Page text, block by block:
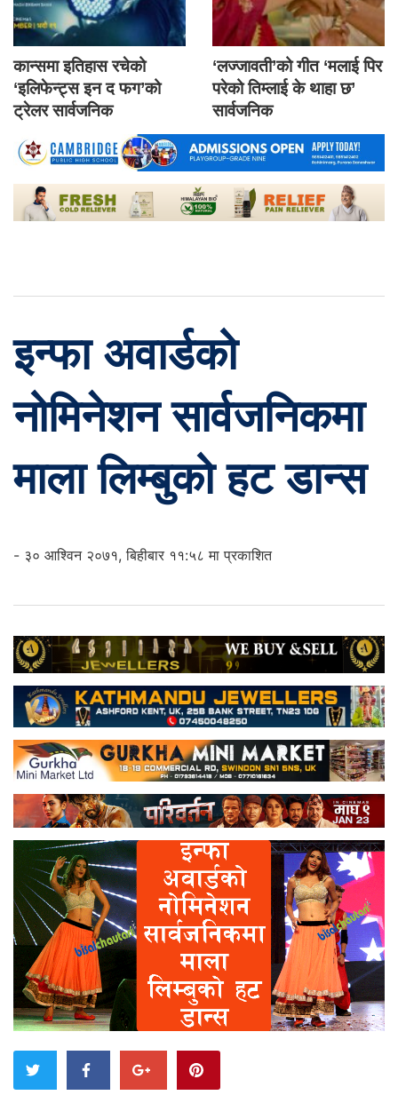
कान्समा इतिहास रचेको
‘इलिफेन्ट्स इन द फग’को
ट्रेलर सार्वजनिक
‘लज्जावती’को गीत ‘मलाई पिर
परेको तिम्लाई के थाहा छ’
सार्वजनिक
इन्फा अवार्डको
नोमिनेशन सार्वजनिकमा
माला लिम्बुको हट डान्स
- ३० आश्विन २०७१, बिहीबार ११:५८ मा प्रकाशित